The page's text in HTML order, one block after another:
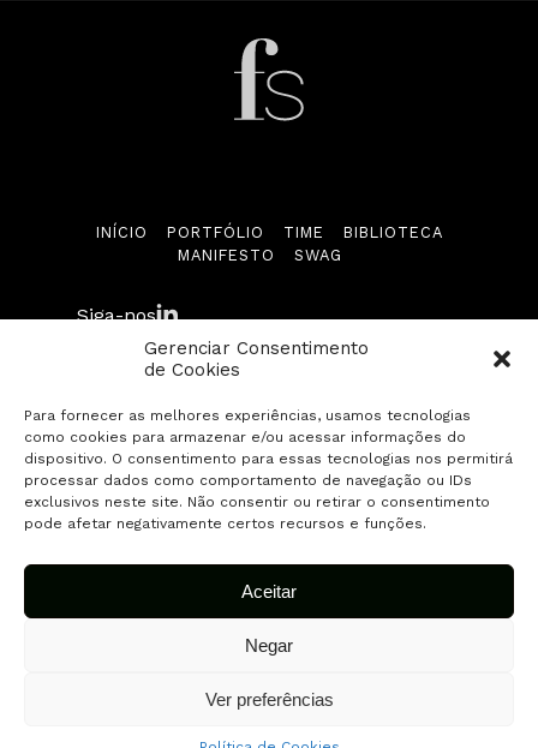
Gerenciar Consentimento
de Cookies
Para fornecer as melhores experiências, usamos tecnologias
como cookies para armazenar e/ou acessar informações do
dispositivo. O consentimento para essas tecnologias nos permitirá
processar dados como comportamento de navegação ou IDs
exclusivos neste site. Não consentir ou retirar o consentimento
pode afetar negativamente certos recursos e funções.
Aceitar
Negar
Ver preferências
Início
Biblioteca
Manifesto
Swag
Contato
Envie sua startup
INÍCIO PORTFÓLIO TIME
BIBLIOTECA
MANIFESTO
SWAG
Siga-nos
© 2026 Fuse Capital. Todos os direitos
reservados.